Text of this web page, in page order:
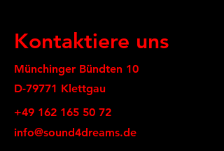
Kontaktiere uns
Münchinger Bündten 10
D-79771 Klettgau
+49 162 165 50 72
info@sound4dreams.de